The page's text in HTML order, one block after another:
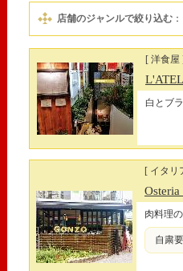
店舗のジャンルで絞り込む ：
[ 洋食屋
白とブ
[ イタリ
肉料理
自粛